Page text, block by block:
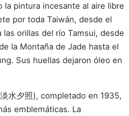
la pintura incesante al aire libre
por toda Taiwán, desde el
orillas del río Tamsui, desde
la Montaña de Jade hasta el
Sus huellas dejaron óleo en
水夕照), completado en 1935,
emblemáticas. La